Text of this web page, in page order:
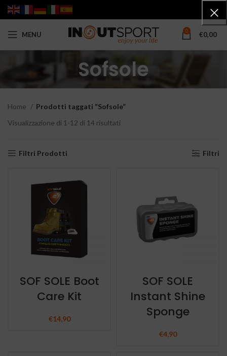
MENU 0 €0,00
Sofsole
Home
Prodotti taggati “Sofsole”
Visualizzazione di 1-12 di 14 risultati
Filtri Prodotti Filtri
SOF SOLE Boot
Care Kit
€14,90
SOF SOLE
Instant Shine
Sponge
€4,90